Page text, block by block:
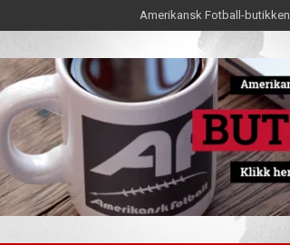
Amerikansk Fotball-butikken